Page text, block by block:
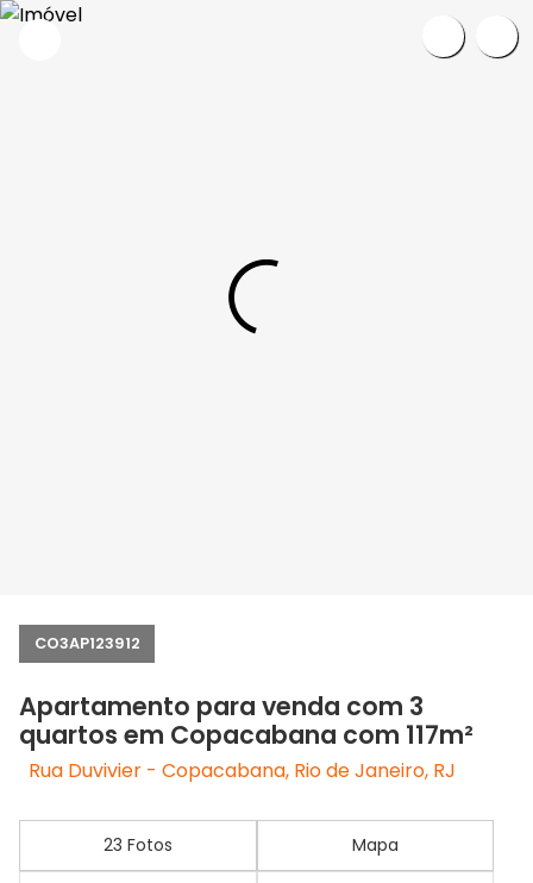
CO3AP123912
Apartamento para venda com 3
quartos em Copacabana com 117m²
Rua Duvivier - Copacabana, Rio de Janeiro, RJ
23 Fotos Mapa